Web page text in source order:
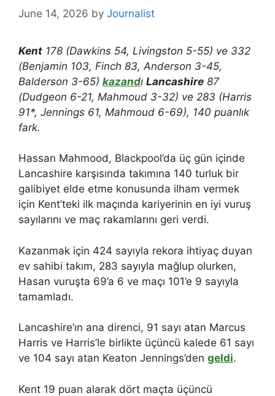
June 14, 2026 by Journalist
Kent 178 (Dawkins 54, Livingston 5-55) ve 332
(Benjamin 103, Finch 83, Anderson 3-45,
Balderson 3-65) kazandı Lancashire 87
(Dudgeon 6-21, Mahmoud 3-32) ve 283 (Harris
91*, Jennings 61, Mahmoud 6-69), 140 puanlık
fark.
Hassan Mahmood, Blackpool’da üç gün içinde
Lancashire karşısında takımına 140 turluk bir
galibiyet elde etme konusunda ilham vermek
için Kent’teki ilk maçında kariyerinin en iyi vuruş
sayılarını ve maç rakamlarını geri verdi.
Kazanmak için 424 sayıyla rekora ihtiyaç duyan
ev sahibi takım, 283 sayıyla mağlup olurken,
Hasan vuruşta 69’a 6 ve maçı 101’e 9 sayıyla
tamamladı.
Lancashire’ın ana direnci, 91 sayı atan Marcus
Harris ve Harris’le birlikte üçüncü kalede 61 sayı
ve 104 sayı atan Keaton Jennings’den geldi.
Kent 19 puan alarak dört maçta üçüncü